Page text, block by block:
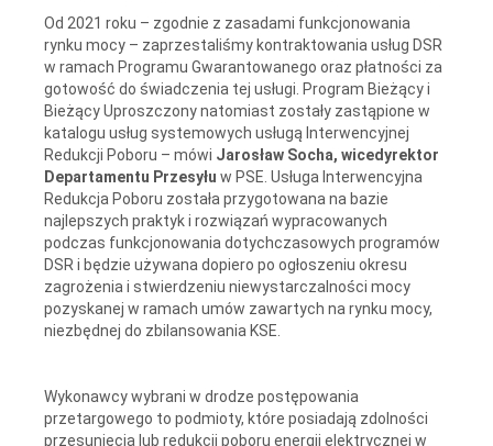
Od 2021 roku – zgodnie z zasadami funkcjonowania
rynku mocy – zaprzestaliśmy kontraktowania usług DSR
w ramach Programu Gwarantowanego oraz płatności za
gotowość do świadczenia tej usługi. Program Bieżący i
Bieżący Uproszczony natomiast zostały zastąpione w
katalogu usług systemowych usługą Interwencyjnej
Redukcji Poboru – mówi Jarosław Socha, wicedyrektor
Departamentu Przesyłu w PSE. Usługa Interwencyjna
Redukcja Poboru została przygotowana na bazie
najlepszych praktyk i rozwiązań wypracowanych
podczas funkcjonowania dotychczasowych programów
DSR i będzie używana dopiero po ogłoszeniu okresu
zagrożenia i stwierdzeniu niewystarczalności mocy
pozyskanej w ramach umów zawartych na rynku mocy,
niezbędnej do zbilansowania KSE.
Wykonawcy wybrani w drodze postępowania
przetargowego to podmioty, które posiadają zdolności
przesunięcia lub redukcji poboru energii elektrycznej w